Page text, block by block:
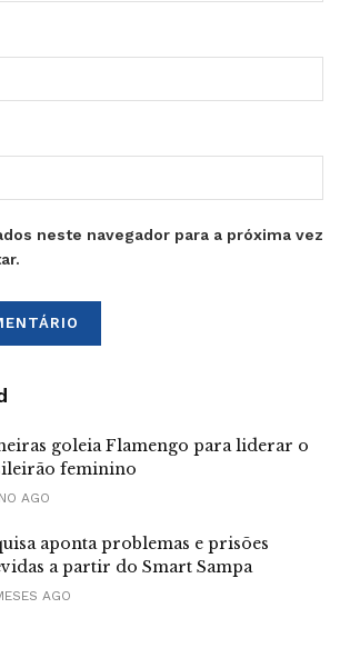
neste navegador para a próxima vez
goleia Flamengo para liderar o
feminino
AGO
aponta problemas e prisões
a partir do Smart Sampa
AGO